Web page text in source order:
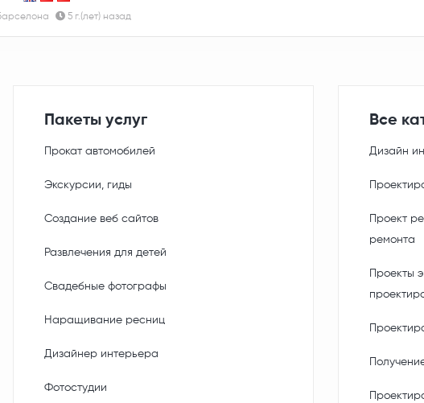
5 г.(лет) назад
Пакеты услуг
Прокат автомобилей
Экскурсии, гиды
Создание веб сайтов
Развлечения для детей
Свадебные фотографы
Наращивание ресниц
Дизайнер интерьера
Фотостудии
Все
Дизайн
Проект
ремонта
Проекты